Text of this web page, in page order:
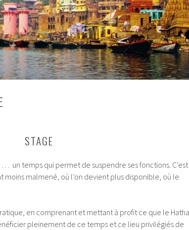
STAGE
un temps qui permet de suspendre ses fonctions. C’est
moins malmené, où l’on devient plus disponible, où le
en comprenant et mettant à profit ce que le Hatha
pleinement de ce temps et ce lieu privilégiés de